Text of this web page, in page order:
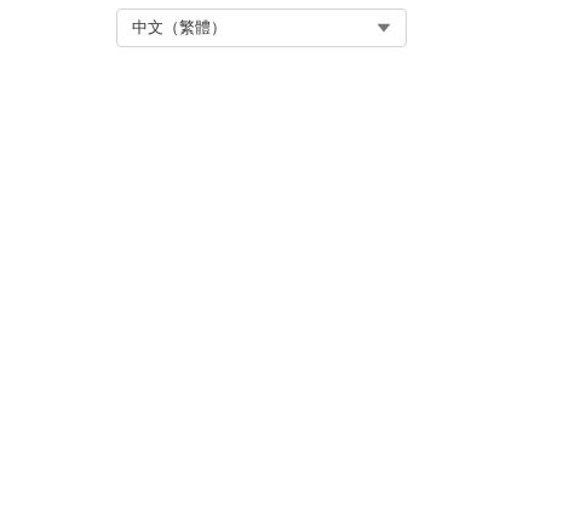
按一下「Add (新增)
系統會儲存認證並將其新增至「
中文（繁體）